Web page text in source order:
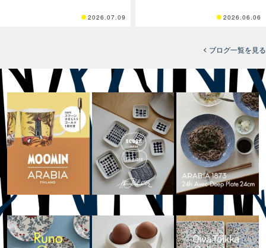
2026.07.09 2026.06.06
ブログ一覧を見る